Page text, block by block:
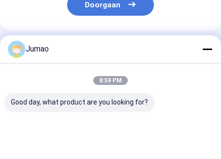
Doorgaan
Geadviseerde Producten
Jumao
8:59 PM
Good day, what product are you looking for?